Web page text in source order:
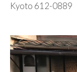
– Munich
BOLIVIE
Kyoto 612-0889